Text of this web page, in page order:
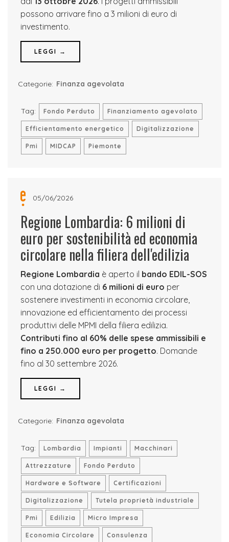
possono arrivare fino a 3 milioni di euro di
investimento.
LEGGI →
Categorie: Finanza agevolata
Tag: Fondo Perduto Finanziamento agevolato
Efficientamento energetico Digitalizzazione
Pmi MIDCAP Piemonte
05/06/2026
Regione Lombardia: 6 milioni di
euro per sostenibilità ed economia
circolare nella filiera dell'edilizia
Regione Lombardia è aperto il bando EDIL-SOS
con una dotazione di 6 milioni di euro per
sostenere investimenti in economia circolare,
innovazione ed efficientamento dei processi
produttivi delle MPMI della filiera edilizia.
Contributi fino al 60% delle spese ammissibili e
fino a 250.000 euro per progetto. Domande
fino al 30 settembre 2026.
LEGGI →
Categorie: Finanza agevolata
Tag: Lombardia Impianti Macchinari
Attrezzature Fondo Perduto
Hardware e Software Certificazioni
Digitalizzazione Tutela proprietà industriale
Pmi Edilizia Micro Impresa
Economia Circolare Consulenza